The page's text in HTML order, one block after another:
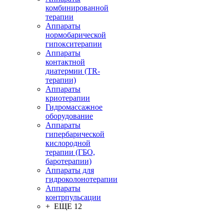
комбинированной
терапии
Аппараты
нормобарической
гипокситерапии
Аппараты
контактной
диатермии (TR-
терапии)
Аппараты
криотерапии
Гидромассажное
оборудование
Аппараты
гипербарической
кислородной
терапии (ГБО,
баротерапии)
Аппараты для
гидроколонотерапии
Аппараты
контрпульсации
+ ЕЩЕ 12